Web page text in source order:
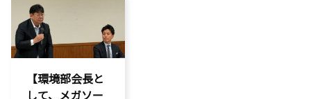
AI
最先端技術
経済政策
製造業
議員連盟
【環境部会長と
して、メガソー